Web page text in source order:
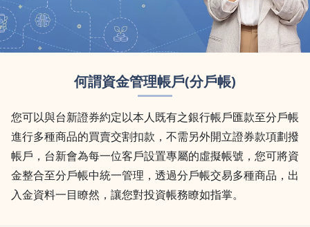
何謂資金管理帳戶(分戶帳)
您可以與台新證券約定以本人既有之銀行帳戶匯款至分戶帳
進行多種商品的買賣交割扣款，不需另外開立證券款項劃撥
帳戶，台新會為每一位客戶設置專屬的虛擬帳號，您可將資
金整合至分戶帳中統一管理，透過分戶帳交易多種商品，出
入金資料一目瞭然，讓您對投資帳務瞭如指掌。